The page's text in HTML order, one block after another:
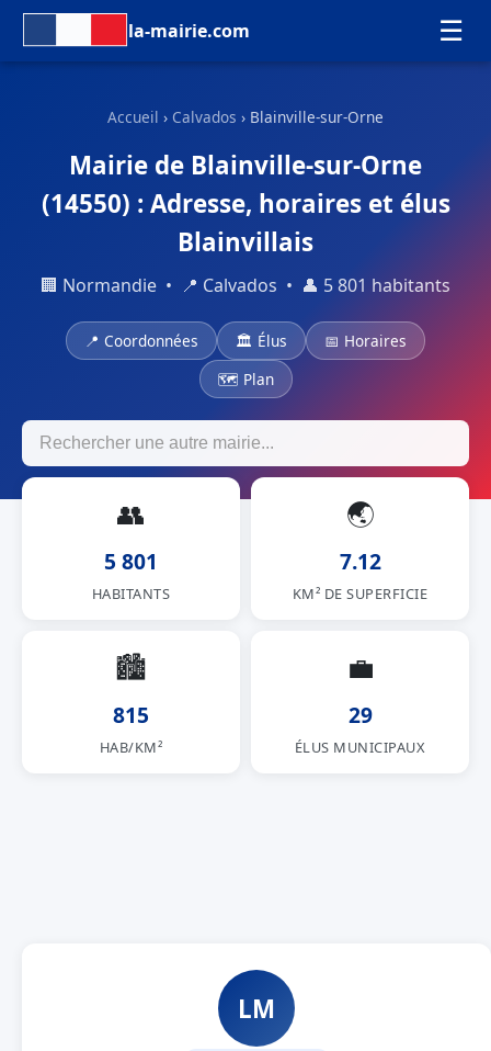
la-mairie.com ☰
Accueil › Calvados › Blainville-sur-Orne
Mairie de Blainville-sur-Orne
(14550) : Adresse, horaires et élus
Blainvillais
🏢 Normandie • 📍 Calvados • 👤 5 801 habitants
📍 Coordonnées 🏛 Élus
📅 Horaires
🗺 Plan
👥
5 801
HABITANTS
🌏
7.12
KM² DE SUPERFICIE
🏙
815
HAB/KM²
💼
29
ÉLUS MUNICIPAUX
LM